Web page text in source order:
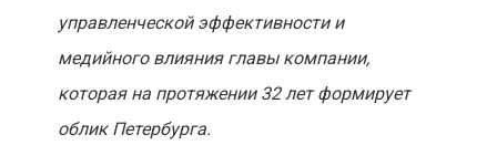
управленческой эффективности и
медийного влияния главы компании,
которая на протяжении 32 лет формирует
облик Петербурга.